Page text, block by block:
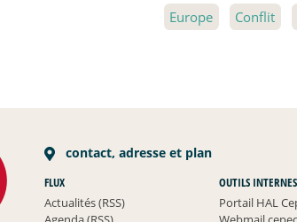
Europe
Conflit
contact, adresse et plan
FLUX
Actualités (RSS)
OUTILS INTERNES
Portail HAL